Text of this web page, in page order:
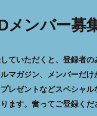
メンバー募
ていただくと、登録者の
ルマガジン、メンバーだけ
レゼントなどスペシャル
ます。 奮ってご登録くだ